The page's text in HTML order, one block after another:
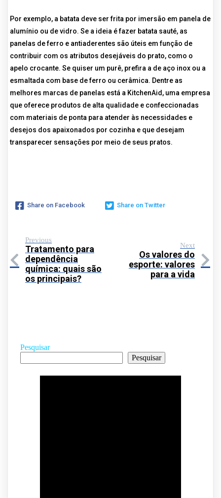
Por exemplo, a batata deve ser frita por imersão em panela de
alumínio ou de vidro. Se a ideia é fazer batata sauté, as
panelas de ferro e antiaderentes são úteis em função de
contribuir com os atributos desejáveis do prato, como o
apelo crocante. Se quiser um purê, prefira a de aço inox ou a
esmaltada com base de ferro ou cerâmica. Dentre as
melhores marcas de panelas está a KitchenAid, uma empresa
que oferece produtos de alta qualidade e confeccionadas
com materiais de ponta para atender às necessidades e
desejos dos apaixonados por cozinha e que desejam
transparecer sensações por meio de seus pratos.
Share on Facebook Share on Twitter
Previous
Tratamento para
dependência
química: quais são
os principais?
Next
Os valores do
esporte: valores
para a vida
Pesquisar
Pesquisar